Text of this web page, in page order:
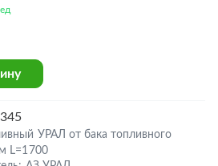
УРАЛ от бака топливного
L=1700